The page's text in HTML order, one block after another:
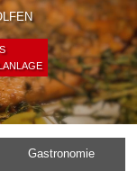
Gastronomie